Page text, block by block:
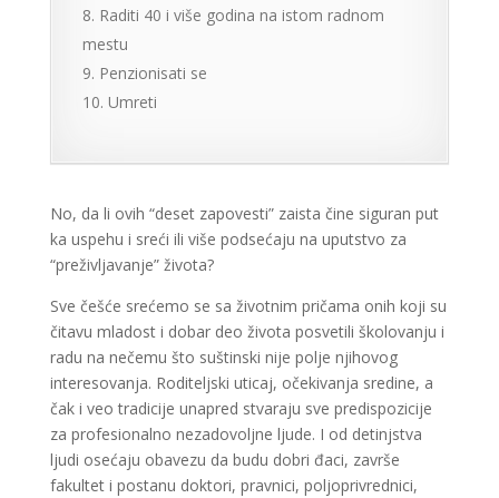
Raditi 40 i više godina na istom radnom
mestu
Penzionisati se
Umreti
No, da li ovih “deset zapovesti” zaista čine siguran put
ka uspehu i sreći ili više podsećaju na uputstvo za
“preživljavanje” života?
Sve češće srećemo se sa životnim pričama onih koji su
čitavu mladost i dobar deo života posvetili školovanju i
radu na nečemu što suštinski nije polje njihovog
interesovanja. Roditeljski uticaj, očekivanja sredine, a
čak i veo tradicije unapred stvaraju sve predispozicije
za profesionalno nezadovoljne ljude. I od detinjstva
ljudi osećaju obavezu da budu dobri đaci, završe
fakultet i postanu doktori, pravnici, poljoprivrednici,